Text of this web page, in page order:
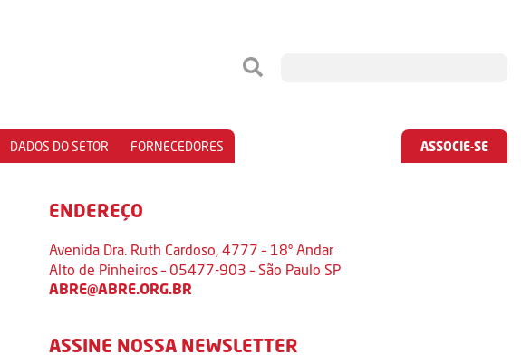
DADOS DO SETOR FORNECEDORES ASSOCIE-SE
ENDEREÇO
Avenida Dra. Ruth Cardoso, 4777 – 18º Andar
Alto de Pinheiros – 05477-903 – São Paulo SP
ABRE@ABRE.ORG.BR
ASSINE NOSSA NEWSLETTER